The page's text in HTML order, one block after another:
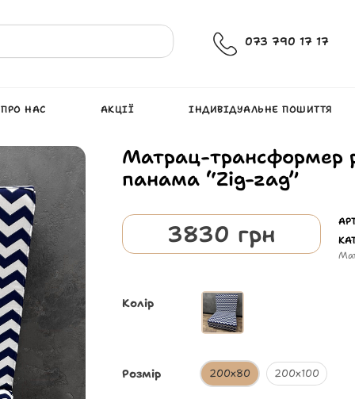
073 790 17 17
ПРО НАС АКЦІЇ ІНДИВІДУАЛЬНЕ ПОШИТТЯ
Матрац-трансформер
панама “Zig-zag”
3830 грн
Колір
Розмір 200х80 200х100